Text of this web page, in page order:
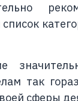
так
сферы